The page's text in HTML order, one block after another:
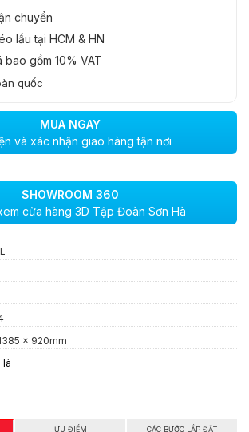
chuyển
lầu tại HCM & HN
bao gồm 10% VAT
quốc
MUA NGAY
và xác nhận giao hàng tận nơi
SHOWROOM 360
cửa hàng 3D Tập Đoàn Sơn Hà
x 920mm
ƯU ĐIỂM CÁC BƯỚC LẮP ĐẶT